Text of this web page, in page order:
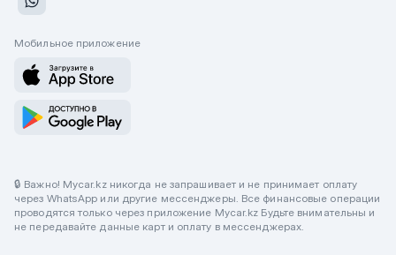
Мобильное приложение
🔒 Важно! Mycar.kz никогда не запрашивает и не принимает оплату
через WhatsApp или другие мессенджеры. Все финансовые операции
проводятся только через приложение Mycar.kz Будьте внимательны и
не передавайте данные карт и оплату в мессенджерах.